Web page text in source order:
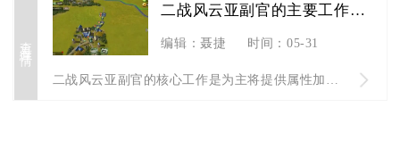
查看详情
二战风云亚副官的主要工作是什么
编辑：聂捷 时间：05-31